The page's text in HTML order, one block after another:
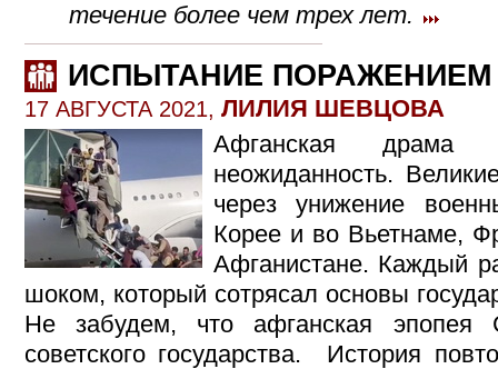
течение более чем трех лет.
ИСПЫТАНИЕ ПОРАЖЕНИЕМ
17 АВГУСТА 2021, ЛИЛИЯ ШЕВЦОВА
Афганская
неожиданность.
через унижение
Корее и во Вьетнаме,
Афганистане. Каждый
шоком, который сотрясал основы
Не забудем, что афганская эпопея
советского государства. История